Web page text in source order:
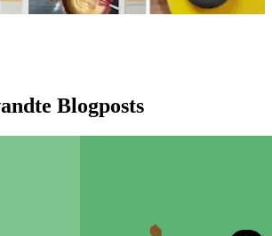
Blogposts